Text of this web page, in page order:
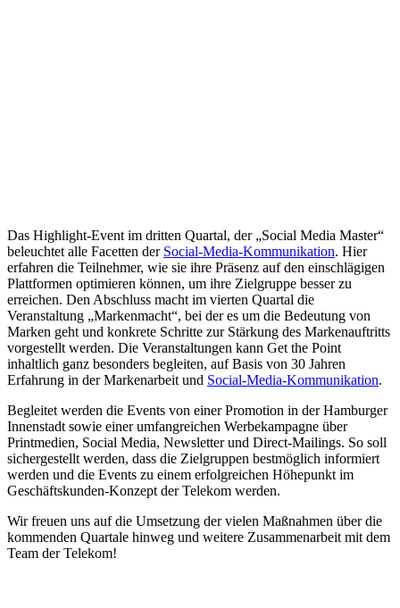
Das Highlight-Event im dritten Quartal, der „Social Media Master“
beleuchtet alle Facetten der Social-Media-Kommunikation. Hier
erfahren die Teilnehmer, wie sie ihre Präsenz auf den einschlägigen
Plattformen optimieren können, um ihre Zielgruppe besser zu
erreichen. Den Abschluss macht im vierten Quartal die
Veranstaltung „Markenmacht“, bei der es um die Bedeutung von
Marken geht und konkrete Schritte zur Stärkung des Markenauftritts
vorgestellt werden. Die Veranstaltungen kann Get the Point
inhaltlich ganz besonders begleiten, auf Basis von 30 Jahren
Erfahrung in der Markenarbeit und Social-Media-Kommunikation.
Begleitet werden die Events von einer Promotion in der Hamburger
Innenstadt sowie einer umfangreichen Werbekampagne über
Printmedien, Social Media, Newsletter und Direct-Mailings. So soll
sichergestellt werden, dass die Zielgruppen bestmöglich informiert
werden und die Events zu einem erfolgreichen Höhepunkt im
Geschäftskunden-Konzept der Telekom werden.
Wir freuen uns auf die Umsetzung der vielen Maßnahmen über die
kommenden Quartale hinweg und weitere Zusammenarbeit mit dem
Team der Telekom!